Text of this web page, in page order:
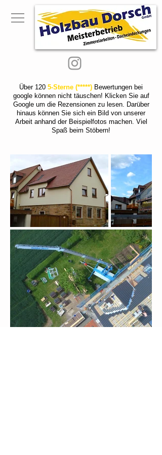
Über 120 5-Sterne (*****) Bewertungen bei
google können nicht täuschen! Klicken Sie auf
Google um die Rezensionen zu lesen. Darüber
hinaus können Sie sich ein Bild von unserer
Arbeit anhand der Beispielfotos machen. Viel
Spaß beim Stöbern!